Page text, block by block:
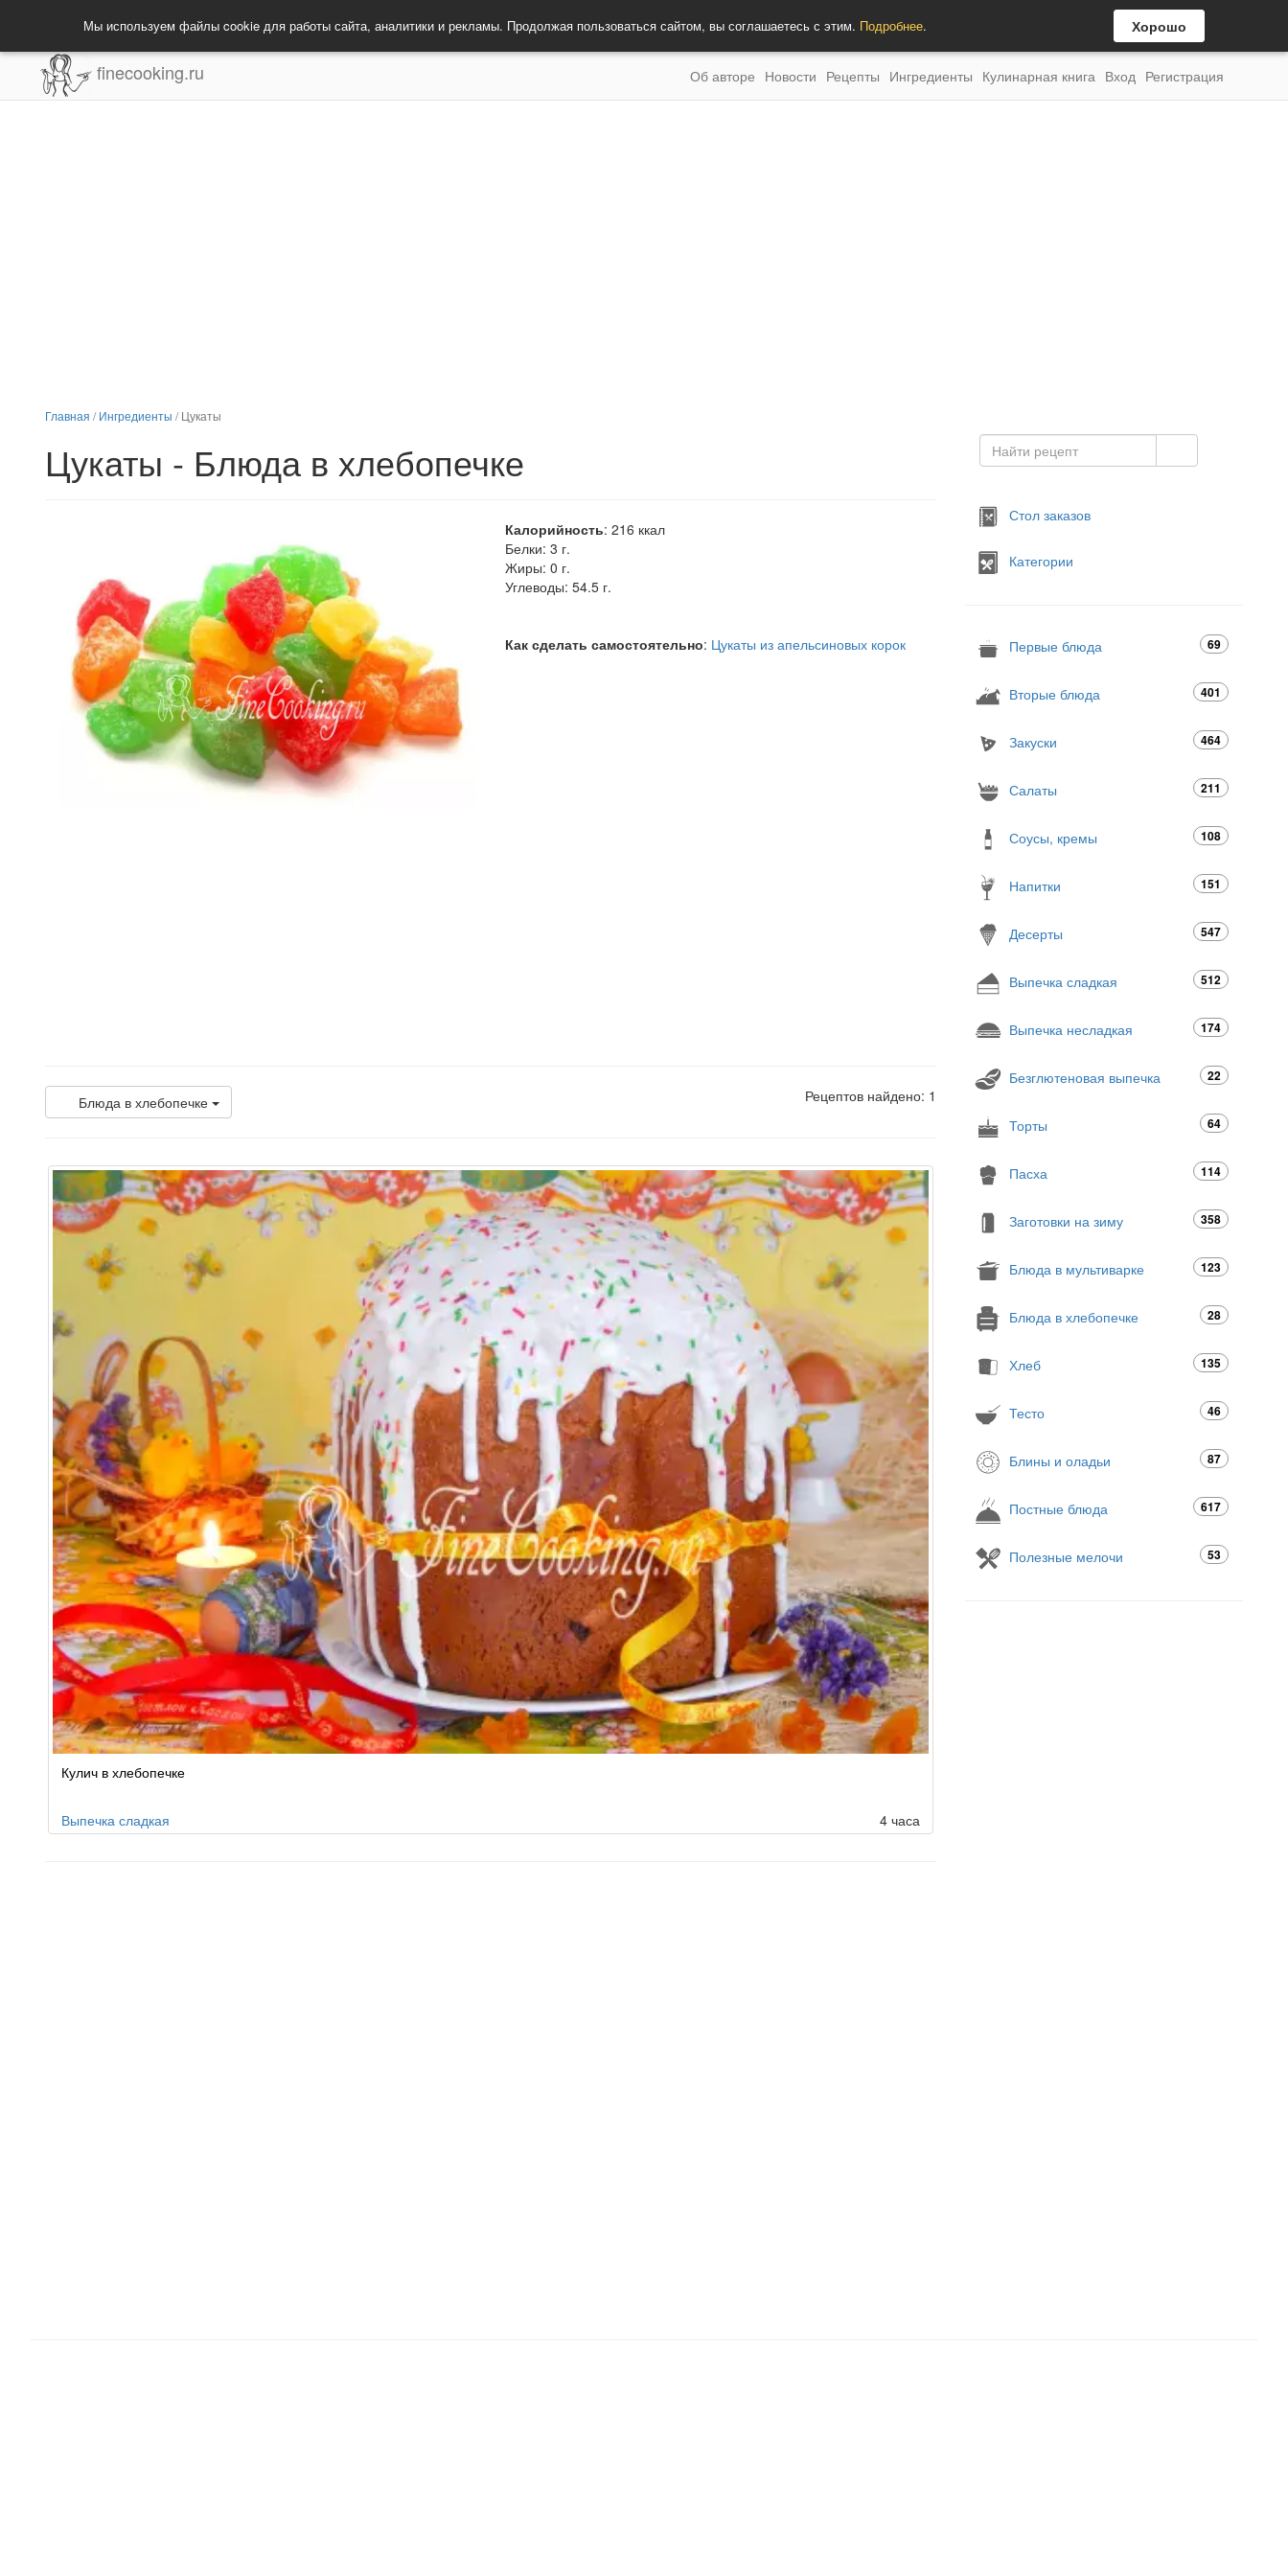
Мы используем файлы cookie для работы сайта, аналитики и рекламы. Продолжая пользоваться сайтом, вы соглашаетесь с этим. Подробнее. Хорошо
finecooking.ru Об авторе Новости Рецепты Ингредиенты Кулинарная книга Вход Регистрация
Главная /Ингредиенты /Цукаты
Цукаты - Блюда в хлебопечке
Калорийность: 216 ккал
Белки: 3 г.
Жиры: 0 г.
Углеводы: 54.5 г.
Как сделать самостоятельно: Цукаты из апельсиновых корок
Блюда в хлебопечке Рецептов найдено: 1
Кулич в хлебопечке
Выпечка сладкая 4 часа
Стол заказов
Категории
Первые блюда 69
Вторые блюда 401
Закуски 464
Салаты 211
Соусы, кремы 108
Напитки 151
Десерты 547
Выпечка сладкая 512
Выпечка несладкая 174
Безглютеновая выпечка 22
Торты 64
Пасха 114
Заготовки на зиму 358
Блюда в мультиварке 123
Блюда в хлебопечке 28
Хлеб 135
Тесто 46
Блины и оладьи 87
Постные блюда 617
Полезные мелочи 53